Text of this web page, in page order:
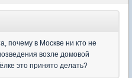
почему в Москве ни кто не
возле домовой
это принято делать?